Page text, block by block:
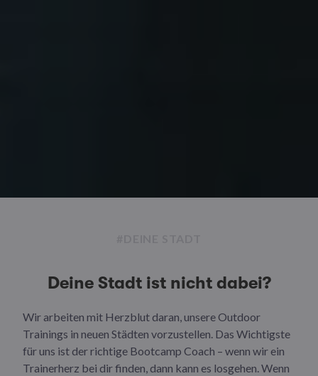
Deine Stadt ist nicht dabei?
Wir arbeiten mit Herzblut daran, unsere Outdoor
Trainings in neuen Städten vorzustellen. Das Wichtigste
für uns ist der richtige Bootcamp Coach – wenn wir ein
Trainerherz bei dir finden, dann kann es losgehen. Wenn